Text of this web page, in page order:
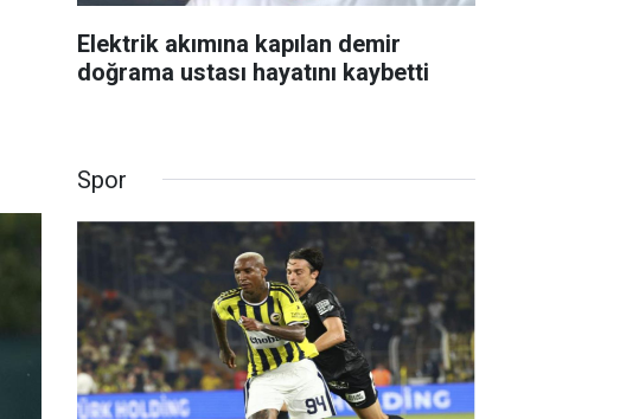
Elektrik akımına kapılan demir
doğrama ustası hayatını kaybetti
Spor